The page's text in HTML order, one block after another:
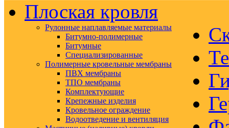
Плоская кровля
Рулонные наплавляемые материалы
Битумно-полимерные
Битумные
Специализированные
Полимерные кровельные мембраны
ПВХ мембраны
ТПО мембраны
Комплектующие
Крепежные изделия
Кровельное ограждение
Водоотведение и вентиляция